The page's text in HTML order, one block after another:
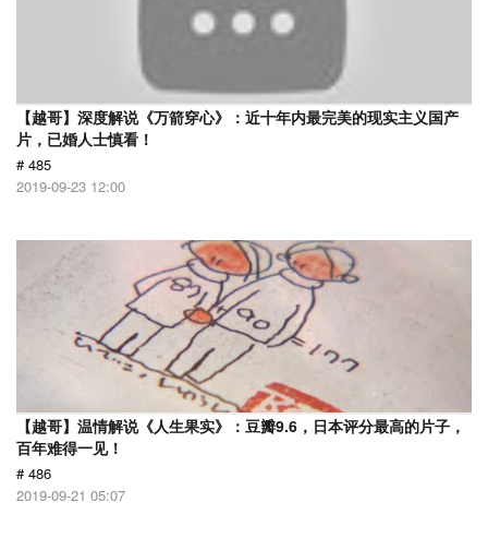
【越哥】深度解说《万箭穿心》：近十年内最完美的现实主义国产
片，已婚人士慎看！
# 485
2019-09-23 12:00
【越哥】温情解说《人生果实》：豆瓣9.6，日本评分最高的片子，
百年难得一见！
# 486
2019-09-21 05:07